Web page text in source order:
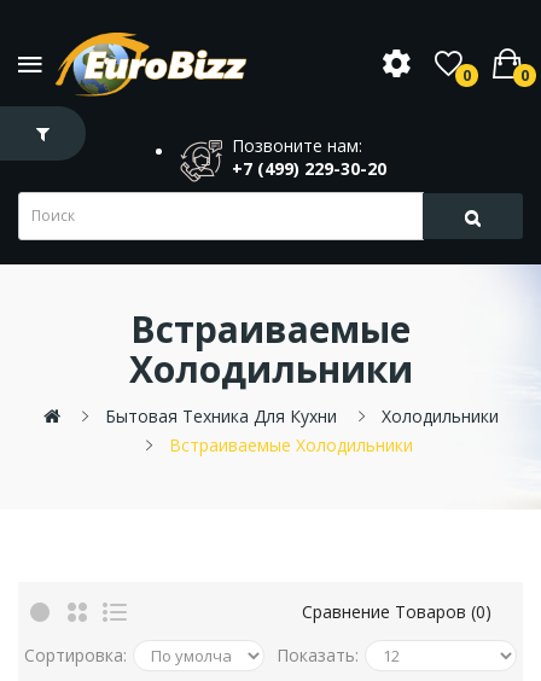
0 0
Позвоните нам:
+7 (499) 229-30-20
Встраиваемые
Холодильники
Бытовая Техника Для Кухни
Холодильники
Встраиваемые Холодильники
Сравнение Товаров (0)
Сортировка:
Показать: